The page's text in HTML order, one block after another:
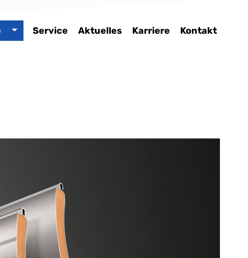
Service Aktuelles Karriere Kontakt